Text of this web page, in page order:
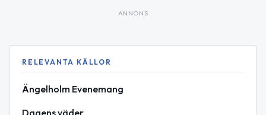
ANNONS
RELEVANTA KÄLLOR
Ängelholm Evenemang
Dagens väder